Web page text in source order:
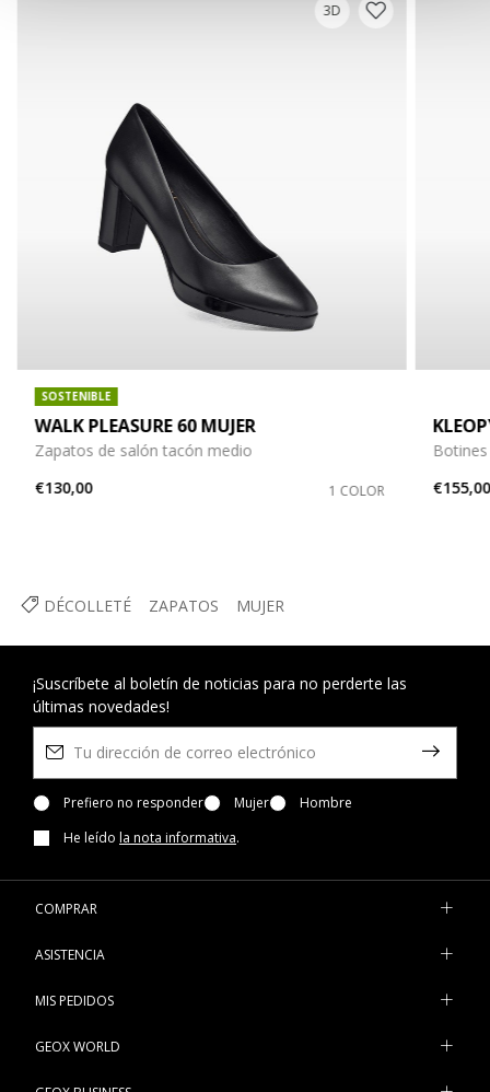
DÉCOLLETÉ ZAPATOS MUJER
3D
SOSTENIBLE
WALK PLEASURE 60 MUJER
Zapatos de salón tacón medio
€130,00
1 COLOR
€155,00
¡Suscríbete al boletín de noticias para no perderte las
últimas novedades!
Prefiero no responder Mujer
Hombre
He leído la nota informativa.
COMPRAR
ASISTENCIA
MIS PEDIDOS
GEOX WORLD